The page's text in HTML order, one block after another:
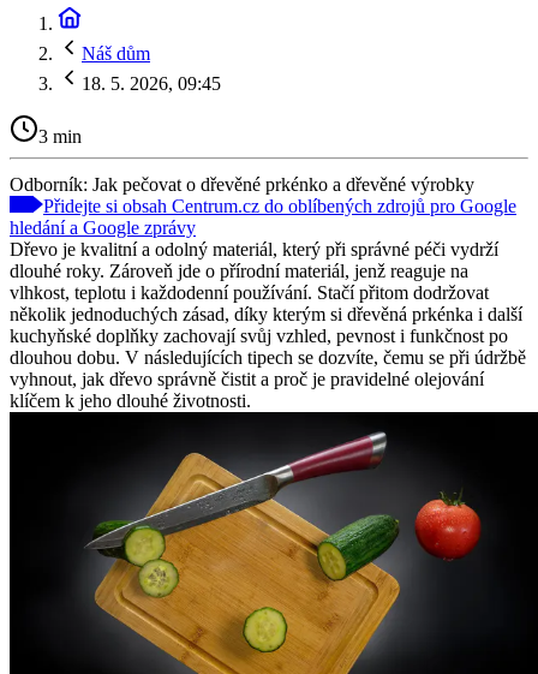
Náš dům
18. 5. 2026, 09:45
3 min
Odborník: Jak pečovat o dřevěné prkénko a dřevěné výrobky
Přidejte si obsah Centrum.cz do oblíbených zdrojů pro Google
hledání a Google zprávy
Dřevo je kvalitní a odolný materiál, který při správné péči vydrží
dlouhé roky. Zároveň jde o přírodní materiál, jenž reaguje na
vlhkost, teplotu i každodenní používání. Stačí přitom dodržovat
několik jednoduchých zásad, díky kterým si dřevěná prkénka i další
kuchyňské doplňky zachovají svůj vzhled, pevnost i funkčnost po
dlouhou dobu. V následujících tipech se dozvíte, čemu se při údržbě
vyhnout, jak dřevo správně čistit a proč je pravidelné olejování
klíčem k jeho dlouhé životnosti.